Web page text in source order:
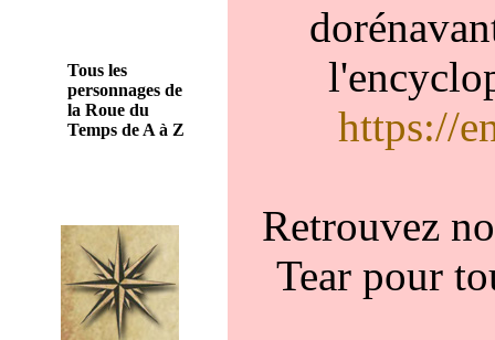
Tous les
personnages de
la Roue du
Temps de A à Z
https://
Retrouvez
Tear pour